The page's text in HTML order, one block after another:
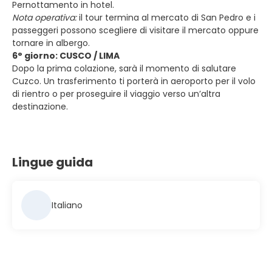
Pernottamento in hotel.
Nota operativa:il tour termina al mercato di San Pedro e i
passeggeri possono scegliere di visitare il mercato oppure
tornare in albergo.
6° giorno: CUSCO / LIMA
Dopo la prima colazione, sarà il momento di salutare
Cuzco. Un trasferimento ti porterà in aeroporto per il volo
di rientro o per proseguire il viaggio verso un’altra
destinazione.
Lingue guida
Italiano